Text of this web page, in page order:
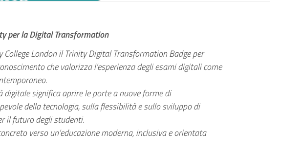
per la Digital Transformation
London il Trinity Digital Transformation Badge per
che valorizza l’esperienza degli esami digitali come
significa aprire le porte a nuove forme di
della tecnologia, sulla flessibilità e sullo sviluppo di
il futuro degli studenti.
verso un’educazione moderna, inclusiva e orientata